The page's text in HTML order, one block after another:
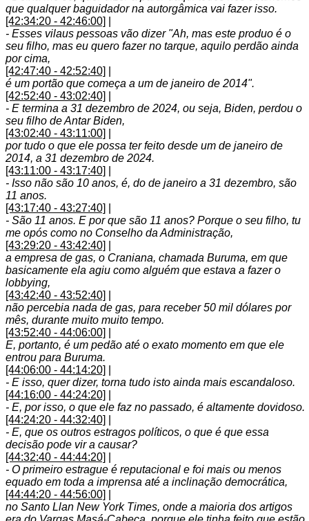
que qualquer baguidador na autorgâmica vai fazer isso.
[42:34:20 - 42:46:00]
- Esses vilaus pessoas vão dizer "Ah, mas este produo é o
seu filho, mas eu quero fazer no tarque, aquilo perdão ainda
por cima,
[42:47:40 - 42:52:40]
é um portão que começa a um de janeiro de 2014".
[42:52:40 - 43:02:40]
- E termina a 31 dezembro de 2024, ou seja, Biden, perdou o
seu filho de Antar Biden,
[43:02:40 - 43:11:00]
por tudo o que ele possa ter feito desde um de janeiro de
2014, a 31 dezembro de 2024.
[43:11:00 - 43:17:40]
- Isso não são 10 anos, é, do de janeiro a 31 dezembro, são
11 anos.
[43:17:40 - 43:27:40]
- São 11 anos. E por que são 11 anos? Porque o seu filho, tu
me opós como no Conselho da Administração,
[43:29:20 - 43:42:40]
a empresa de gas, o Craniana, chamada Buruma, em que
basicamente ela agiu como alguém que estava a fazer o
lobbying,
[43:42:40 - 43:52:40]
não percebia nada de gas, para receber 50 mil dólares por
mês, durante muito muito tempo.
[43:52:40 - 44:06:00]
E, portanto, é um pedão até o exato momento em que ele
entrou para Buruma.
[44:06:00 - 44:14:20]
- E isso, quer dizer, torna tudo isto ainda mais escandaloso.
[44:16:00 - 44:24:20]
- E, por isso, o que ele faz no passado, é altamente dovidoso.
[44:24:20 - 44:32:40]
- E, que os outros estragos políticos, o que é que essa
decisão pode vir a causar?
[44:32:40 - 44:44:20]
- O primeiro estrague é reputacional e foi mais ou menos
equado em toda a imprensa até a inclinação democrática,
[44:44:20 - 44:56:00]
no Santo Llan New York Times, onde a maioria dos artigos